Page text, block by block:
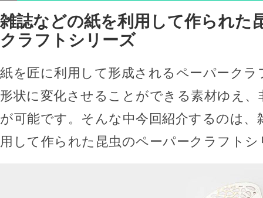
雑誌などの紙を利用して作られた
クラフトシリーズ
紙を匠に利用して形成されるペーパーク
形状に変化させることができる素材ゆえ、
が可能です。そんな中今回紹介するのは、
用して作られた昆虫のペーパークラフト